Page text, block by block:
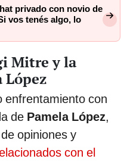
privado con novio de
vos tenés algo, lo
Mitre y la
López
enfrentamiento con
de Pamela López,
opiniones y
con el